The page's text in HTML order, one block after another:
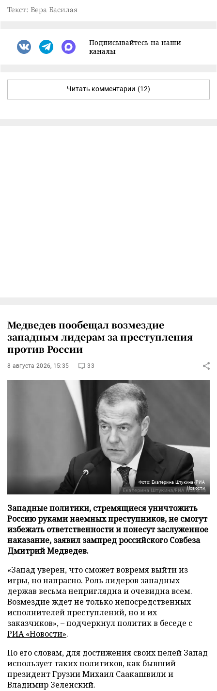
Текст: Вера Басилая
Подписывайтесь на наши
каналы
Читать комментарии (12)
Медведев пообещал возмездие
западным лидерам за преступления
против России
8 августа 2026, 15:35 33
Фото: Екатерина Штукина/РИА
Новости
Западные политики, стремящиеся уничтожить
Россию руками наемных преступников, не смогут
избежать ответственности и понесут заслуженное
наказание, заявил зампред российского Совбеза
Дмитрий Медведев.
«Запад уверен, что сможет вовремя выйти из
игры, но напрасно. Роль лидеров западных
держав весьма неприглядна и очевидна всем.
Возмездие ждет не только непосредственных
исполнителей преступлений, но и их
заказчиков», – подчеркнул политик в беседе с
РИА «Новости».
По его словам, для достижения своих целей Запад
использует таких политиков, как бывший
президент Грузии Михаил Саакашвили и
Владимир Зеленский.